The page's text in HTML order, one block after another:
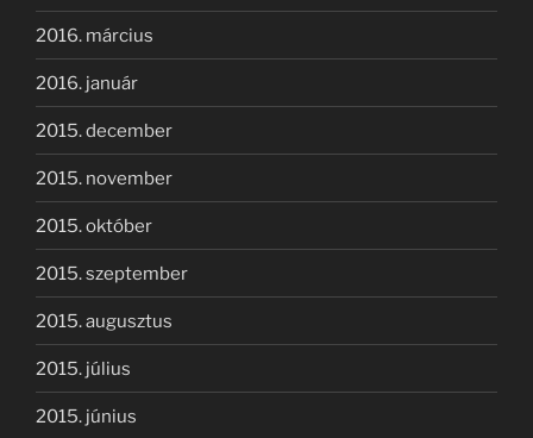
2016. március
2016. január
2015. december
2015. november
2015. október
2015. szeptember
2015. augusztus
2015. július
2015. június